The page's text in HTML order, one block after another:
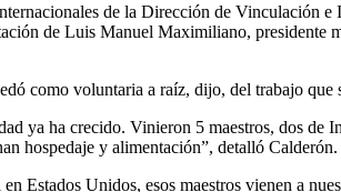
de la Dirección de Vinculación
de Luis Manuel Maximiliano,
como voluntaria a raíz, dijo, del trabajo que
ya ha crecido. Vinieron 5 maestros, dos de
hospedaje y alimentación”, detalló Calderón.
Estados Unidos, esos maestros vienen a